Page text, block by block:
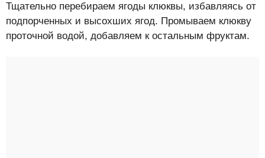
Тщательно перебираем ягоды клюквы, избавляясь от
подпорченных и высохших ягод. Промываем клюкву
проточной водой, добавляем к остальным фруктам.